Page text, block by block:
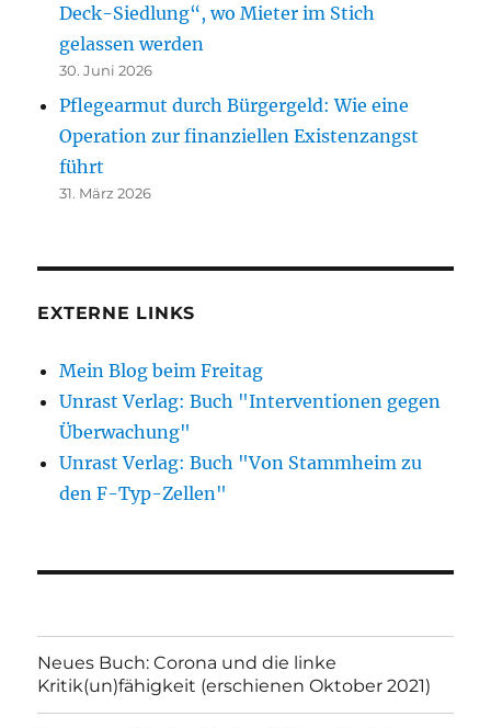
Deck-Siedlung“, wo Mieter im Stich
gelassen werden
30. Juni 2026
Pflegearmut durch Bürgergeld: Wie eine
Operation zur finanziellen Existenzangst
führt
31. März 2026
EXTERNE LINKS
Mein Blog beim Freitag
Unrast Verlag: Buch "Interventionen gegen
Überwachung"
Unrast Verlag: Buch "Von Stammheim zu
den F-Typ-Zellen"
Neues Buch: Corona und die linke
Kritik(un)fähigkeit (erschienen Oktober 2021)